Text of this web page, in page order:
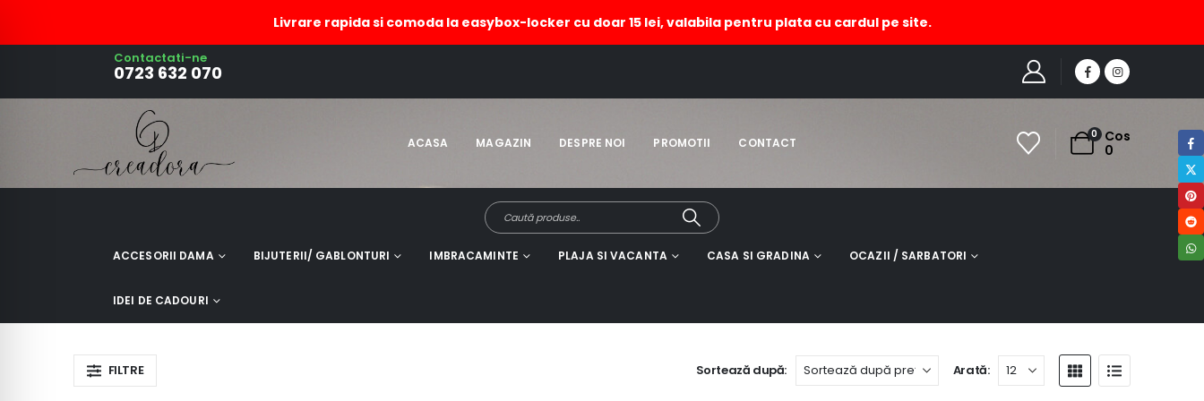
Livrare rapida si comoda la easybox-locker cu doar 15 lei, valabila pentru plata cu cardul pe site.
Contactati-ne
0723 632 070
ACASA MAGAZIN DESPRE NOI PROMOTII CONTACT
0
Cos
0
ACCESORII DAMA BIJUTERII/ GABLONTURI IMBRACAMINTE PLAJA SI VACANTA CASA SI GRADINA OCAZII / SARBATORI
IDEI DE CADOURI
cersei dama turcoaz CERSEI DAMA TURCOAZ
FILTRE Sortează după: Arată: